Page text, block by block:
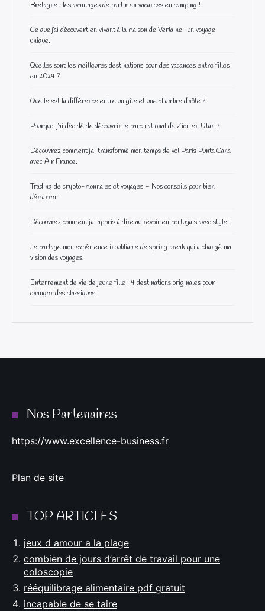
Bretagne : les avantages de partir en vacances en camping !
Ce que j’ai découvert en vivant à la maison de Verlaine : un voyage
unique.
Quelles sont les meilleures destinations pour des vacances entre filles
en 2024 ?
Quelle est la différence entre un gîte et une chambre d’hôte ?
Pourquoi j’ai décidé de découvrir le parc national de Zion en Utah ?
Découvrez comment j’ai transformé mon temps de vol Paris Punta Cana
avec Air France.
Trading de crypto-monnaies et voyages – Nos conseils pour bien
démarrer
Découvrez comment j’ai appris à dire au revoir en portugais avec style !
Je partage mon expérience inoubliable de spring break qui a changé ma
vision des voyages.
Enterrement de vie de jeune fille : 4 destinations originales pour
changer des classiques !
Nos Partenaires
https://www.excellence-business.fr
Plan de site
TOP ARTICLES
jeux d amour a la plage
combien de jours d’arrêt de travail pour une
coloscopie
rééquilibrage alimentaire pdf gratuit
incapable de se taire